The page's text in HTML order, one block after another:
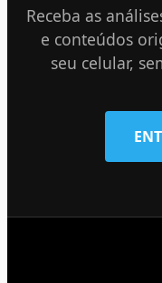
Receba as
e conteúdos
seu celular,